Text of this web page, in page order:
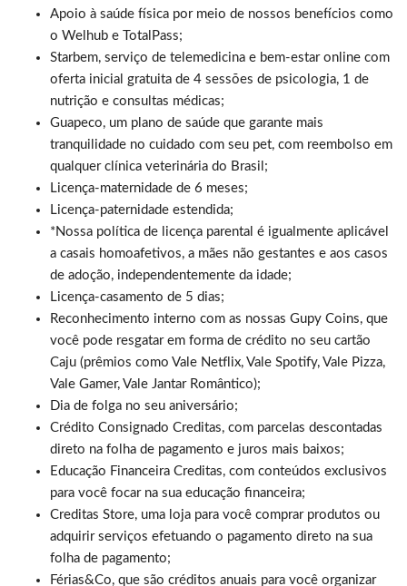
Apoio à saúde física por meio de nossos benefícios como
o Welhub e TotalPass;
Starbem, serviço de telemedicina e bem-estar online com
oferta inicial gratuita de 4 sessões de psicologia, 1 de
nutrição e consultas médicas;
Guapeco, um plano de saúde que garante mais
tranquilidade no cuidado com seu pet, com reembolso em
qualquer clínica veterinária do Brasil;
Licença-maternidade de 6 meses;
Licença-paternidade estendida;
*Nossa política de licença parental é igualmente aplicável
a casais homoafetivos, a mães não gestantes e aos casos
de adoção, independentemente da idade;
Licença-casamento de 5 dias;
Reconhecimento interno com as nossas Gupy Coins, que
você pode resgatar em forma de crédito no seu cartão
Caju (prêmios como Vale Netflix, Vale Spotify, Vale Pizza,
Vale Gamer, Vale Jantar Romântico);
Dia de folga no seu aniversário;
Crédito Consignado Creditas, com parcelas descontadas
direto na folha de pagamento e juros mais baixos;
Educação Financeira Creditas, com conteúdos exclusivos
para você focar na sua educação financeira;
Creditas Store, uma loja para você comprar produtos ou
adquirir serviços efetuando o pagamento direto na sua
folha de pagamento;
Férias&Co, que são créditos anuais para você organizar